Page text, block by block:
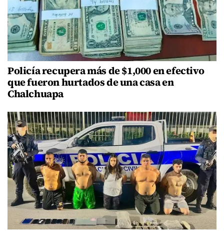
Policía recupera más de $1,000 en efectivo
que fueron hurtados de una casa en
Chalchuapa